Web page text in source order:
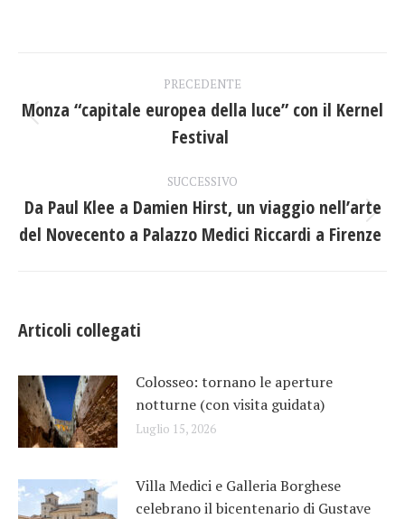
tra
post
PRECEDENTE
Post
precedente:
Monza “capitale europea della luce” con il Kernel
Festival
SUCCESSIVO
Prossimo
post:
Da Paul Klee a Damien Hirst, un viaggio nell’arte
del Novecento a Palazzo Medici Riccardi a Firenze
Articoli collegati
Colosseo: tornano le aperture
notturne (con visita guidata)
Luglio 15, 2026
Villa Medici e Galleria Borghese
celebrano il bicentenario di Gustave